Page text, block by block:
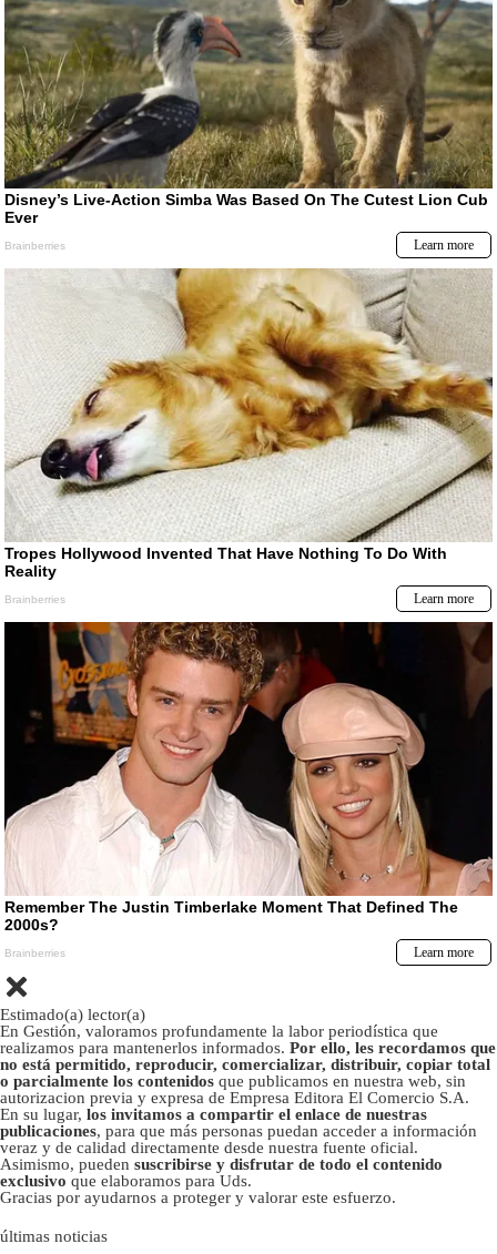
Estimado(a) lector(a)
En Gestión, valoramos profundamente la labor periodística que
realizamos para mantenerlos informados. Por ello, les recordamos que
no está permitido, reproducir, comercializar, distribuir, copiar total
o parcialmente los contenidos que publicamos en nuestra web, sin
autorizacion previa y expresa de Empresa Editora El Comercio S.A.
En su lugar, los invitamos a compartir el enlace de nuestras
publicaciones, para que más personas puedan acceder a información
veraz y de calidad directamente desde nuestra fuente oficial.
Asimismo, pueden suscribirse y disfrutar de todo el contenido
exclusivo que elaboramos para Uds.
Gracias por ayudarnos a proteger y valorar este esfuerzo.
últimas noticias